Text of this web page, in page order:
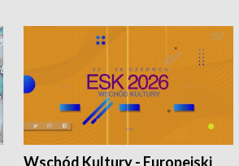
Wschód Kultury - Europejski